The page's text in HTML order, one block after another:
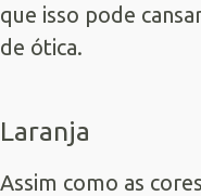
que isso pode
de ótica.
Laranja
Assim como as